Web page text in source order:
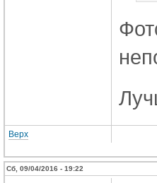
Верх
Сб, 09/04/2016 - 19:22